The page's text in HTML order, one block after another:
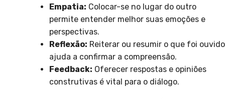
Empatia: Colocar-se no lugar do outro
permite entender melhor suas emoções e
perspectivas.
Reflexão: Reiterar ou resumir o que foi ouvido
ajuda a confirmar a compreensão.
Feedback: Oferecer respostas e opiniões
construtivas é vital para o diálogo.